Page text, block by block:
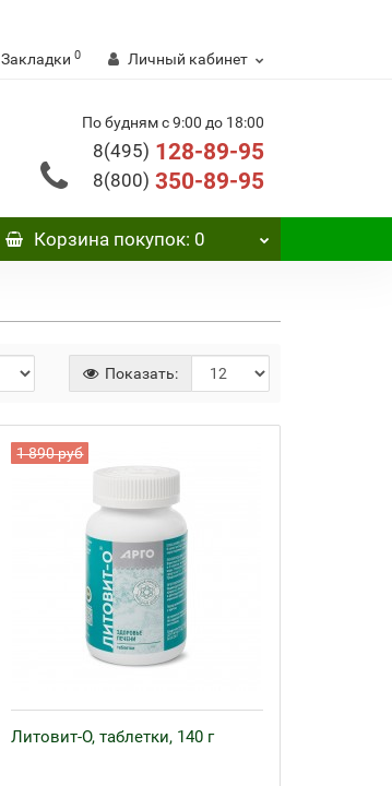
Закладки 0 Личный кабинет
По будням с 9:00 до 18:00
8(495) 128-89-95
8(800) 350-89-95
Корзинапокупок: 0
Показать:
1 890 руб
Литовит-О, таблетки, 140 г